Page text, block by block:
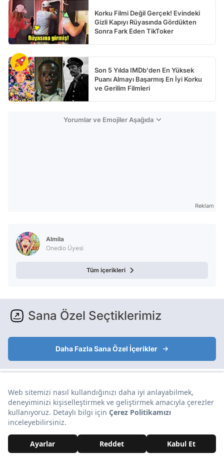
Korku Filmi Değil Gerçek! Evindeki
Gizli Kapıyı Rüyasında Gördükten
Sonra Fark Eden TikToker
Son 5 Yılda IMDb'den En Yüksek
Puanı Almayı Başarmış En İyi Korku
ve Gerilim Filmleri
Yorumlar ve Emojiler Aşağıda
Reklam
Almila
Onedio Üyesi
Tüm içerikleri
Sana Özel Seçtiklerimiz
Daha Fazla Sana Özel İçerikler
Yorumlar Aşağıda
Reklam
Yorumlar ve Emojiler Aşağıda